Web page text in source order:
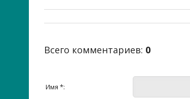
Всего комментариев: 0
Имя *: